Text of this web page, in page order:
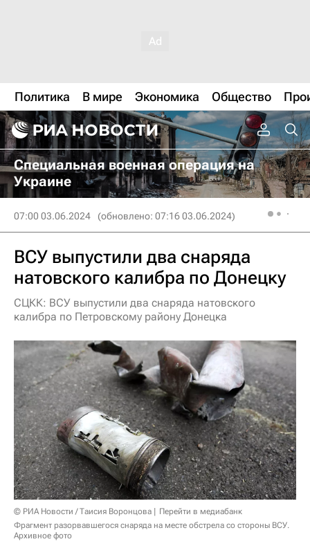
Политика В мире Экономика Общество
Специальная военная операция на
Украине
07:00 03.06.2024 (обновлено: 07:16 03.06.2024)
ВСУ выпустили два снаряда
натовского калибра по Донецку
СЦКК: ВСУ выпустили два снаряда натовского
калибра по Петровскому району Донецка
© РИА Новости / Таисия Воронцова
Перейти в медиабанк
Фрагмент разорвавшегося снаряда на месте обстрела со стороны ВСУ.
Архивное фото